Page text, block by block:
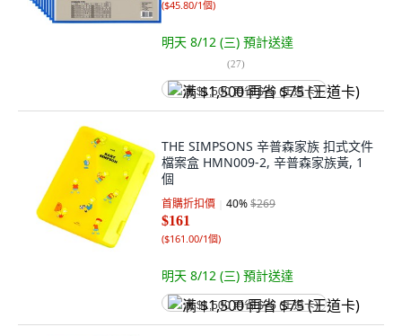
($45.80/1個)
明天 8/12 (三) 預計送達
(27)
满 $1,500 再省 $75 (王道卡)
THE SIMPSONS 辛普森家族 扣式文件
檔案盒 HMN009-2, 辛普森家族黃, 1
個
首購折扣價 40%$269
$161
($161.00/1個)
明天 8/12 (三) 預計送達
满 $1,500 再省 $75 (王道卡)